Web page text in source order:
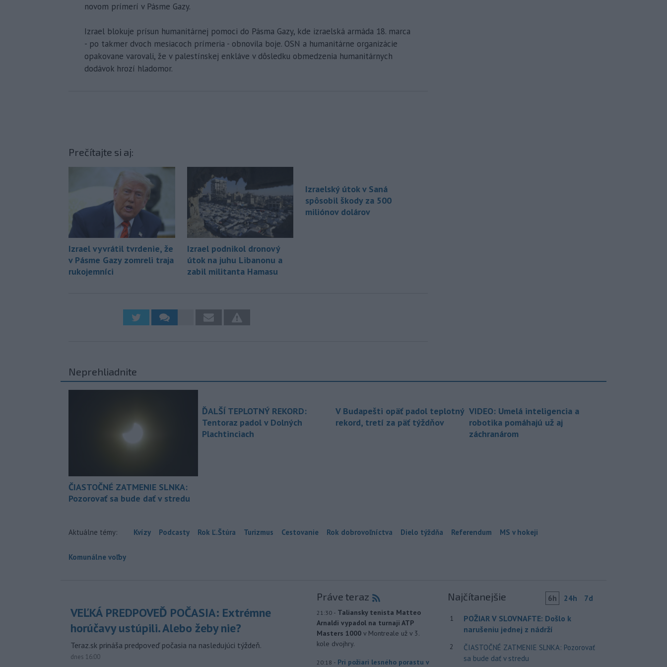
novom prímerí v Pásme Gazy.
Izrael blokuje prísun humanitárnej pomoci do Pásma Gazy, kde izraelská armáda 18. marca
- po takmer dvoch mesiacoch prímeria - obnovila boje. OSN a humanitárne organizácie
opakovane varovali, že v palestínskej enkláve v dôsledku obmedzenia humanitárnych
dodávok hrozí hladomor.
Prečítajte si aj:
Izrael vyvrátil tvrdenie, že
v Pásme Gazy zomreli traja
rukojemníci
Izrael podnikol dronový
útok na juhu Libanonu a
zabil militanta Hamasu
Izraelský útok v Saná
spôsobil škody za 500
miliónov dolárov
Neprehliadnite
ČIASTOČNÉ ZATMENIE SLNKA:
Pozorovať sa bude dať v stredu
ĎALŠÍ TEPLOTNÝ REKORD:
Tentoraz padol v Dolných
Plachtinciach
V Budapešti opäť padol teplotný
rekord, tretí za päť týždňov
VIDEO: Umelá inteligencia a
robotika pomáhajú už aj
záchranárom
Aktuálne témy: Kvízy Podcasty Rok Ľ.Štúra Turizmus Cestovanie Rok dobrovoľníctva Dielo týždňa Referendum MS v hokeji
Komunálne voľby
VEĽKÁ PREDPOVEĎ POČASIA: Extrémne
horúčavy ustúpili. Alebo žeby nie?
Teraz.sk prináša predpoveď počasia na nasledujúci týždeň.
dnes 16:00
Práve teraz
21:30 - Taliansky tenista Matteo
Arnaldi vypadol na turnaji ATP
Masters 1000 v Montreale už v 3.
kole dvojhry.
20:18 - Pri požiari lesného porastu v
Najčítanejšie 6h 24h 7d
1
POŽIAR V SLOVNAFTE: Došlo k
narušeniu jednej z nádrží
2
ČIASTOČNÉ ZATMENIE SLNKA: Pozorovať
sa bude dať v stredu